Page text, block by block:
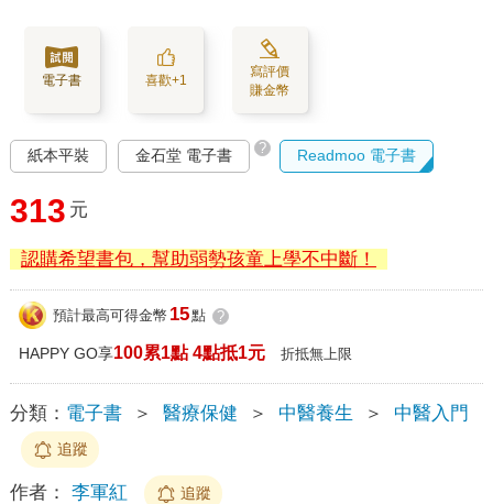
電子書 喜歡+1
寫評價
賺金幣
紙本平裝 金石堂 電子書 ? Readmoo 電子書
313 元
認購希望書包，幫助弱勢孩童上學不中斷！
預計最高可得金幣 15點 ?
HAPPY GO享100累1點 4點抵1元 折抵無上限
分類： 電子書 ＞ 醫療保健 ＞ 中醫養生 ＞ 中醫入門
追蹤
作者： 李軍紅 追蹤